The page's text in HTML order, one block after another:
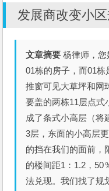
发展商改变小
文章摘要 杨律师，您
01栋的房子，而01
推窗可见大草坪和网
要盖的两栋11层点式
成了条式小高层（将
3层，东面的小高层
的挡在我们的面前，
的楼间距1：1.2，50
法兑现。我们找了规